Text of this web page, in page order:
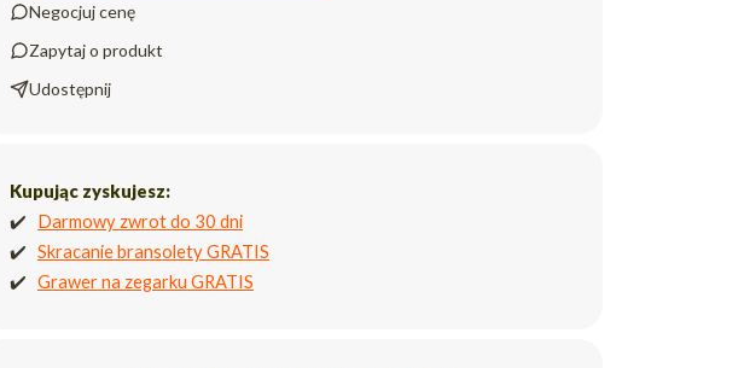
Negocjuj cenę
Zapytaj o produkt
Udostępnij
Kupując zyskujesz:
✔️ Darmowy zwrot do 30 dni
✔️ Skracanie bransolety GRATIS
✔️ Grawer na zegarku GRATIS